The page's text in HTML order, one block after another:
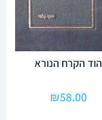
הוד הקרח הנורא
₪58.00